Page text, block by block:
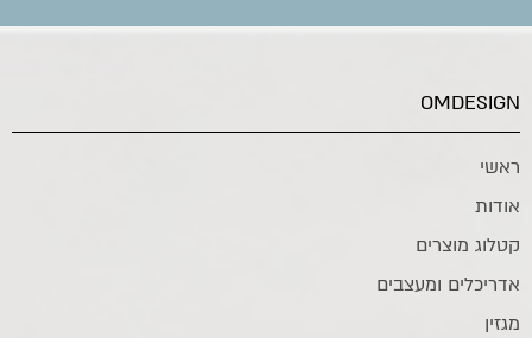
OMDESIGN
ראשי
אודות
קטלוג מוצרים
אדריכלים ומעצבים
מגזין